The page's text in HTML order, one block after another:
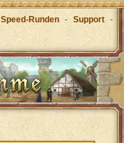
Speed-Runden - Support -